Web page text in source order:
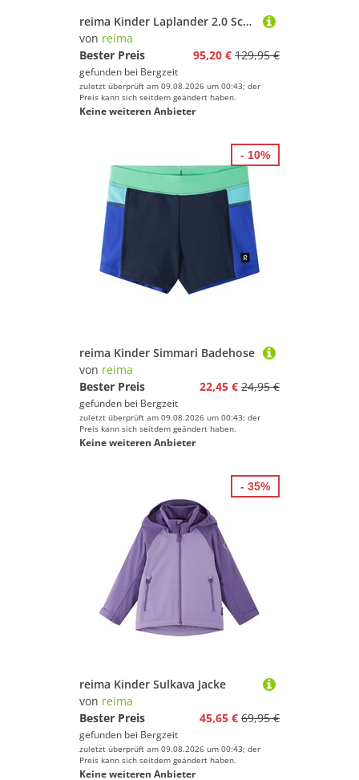
reima Kinder Laplander 2.0 Schuhe
von reima
Bester Preis
95,20 € 129,95 €
gefunden bei Bergzeit
zuletzt überprüft am 09.08.2026 um 00:43; der
Preis kann sich seitdem geändert haben.
Keine weiteren Anbieter
reima Kinder Simmari Badehose
von reima
Bester Preis
22,45 € 24,95 €
gefunden bei Bergzeit
zuletzt überprüft am 09.08.2026 um 00:43; der
Preis kann sich seitdem geändert haben.
Keine weiteren Anbieter
- 10%
reima Kinder Sulkava Jacke
von reima
Bester Preis
45,65 € 69,95 €
gefunden bei Bergzeit
zuletzt überprüft am 09.08.2026 um 00:43; der
Preis kann sich seitdem geändert haben.
Keine weiteren Anbieter
- 35%